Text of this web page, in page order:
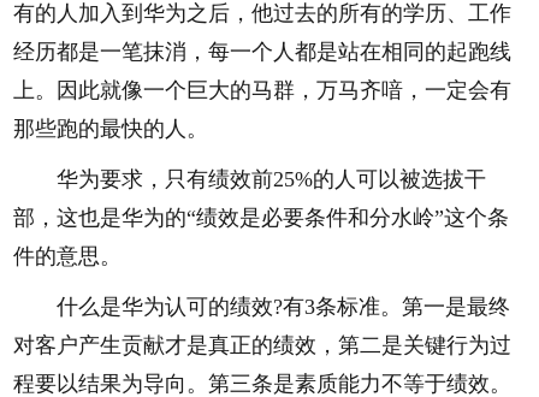
有的人加入到华为之后，他过去的所有的学历、工作
经历都是一笔抹消，每一个人都是站在相同的起跑线
上。因此就像一个巨大的马群，万马齐喑，一定会有
那些跑的最快的人。
华为要求，只有绩效前25%的人可以被选拔干
部，这也是华为的“绩效是必要条件和分水岭”这个条
件的意思。
什么是华为认可的绩效?有3条标准。第一是最终
对客户产生贡献才是真正的绩效，第二是关键行为过
程要以结果为导向。第三条是素质能力不等于绩效。